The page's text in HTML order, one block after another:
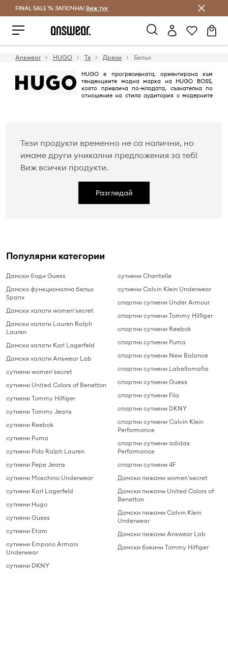
Спестявай с Answear Club
FINAL SALE % ЗАПОЧНА! Виж тук
Answear HUGO Тя Дрехи Бельо
HUGO е прогресивната, ориентирана към
тенденциите модна марка на HUGO BOSS,
която привлича по-младата, съзнателна по
отношение на стила аудитория с модерните
Тези продукти временно не са налични, но
имаме други уникални предложения за теб!
Виж всички продукти.
Разгледай
Популярни категории
Дамски боди Guess
Дамско функционално бельо
Spanx
Дамски халати women'secret
Дамски халати Lauren Ralph
Lauren
Дамски халати Karl Lagerfeld
Дамски халати Answear Lab
сутиени women'secret
сутиени United Colors of Benetton
сутиени Tommy Hilfiger
сутиени Tommy Jeans
сутиени Reebok
сутиени Puma
сутиени Polo Ralph Lauren
сутиени Pepe Jeans
сутиени Moschino Underwear
сутиени Karl Lagerfeld
сутиени Hugo
сутиени Guess
сутиени Etam
сутиени Emporio Armani
Underwear
сутиени DKNY
сутиени Chantelle
сутиени Calvin Klein Underwear
спортни сутиени Under Armour
спортни сутиени Tommy Hilfiger
спортни сутиени Reebok
спортни сутиени Puma
спортни сутиени New Balance
спортни сутиени Labellamafia
спортни сутиени Guess
спортни сутиени Fila
спортни сутиени DKNY
спортни сутиени Calvin Klein
Performance
спортни сутиени adidas
Performance
спортни сутиени 4F
Дамски пижами women'secret
Дамски пижами United Colors of
Benetton
Дамски пижами Calvin Klein
Underwear
Дамски пижами Answear Lab
Дамски бикини Tommy Hilfiger